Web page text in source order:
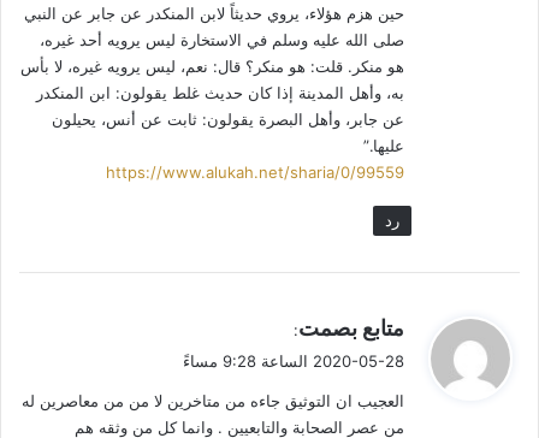
الأعمش ترك الرواية عن صحابي جليل لكونه صار والياً للحجّاج ..!
هل يشير هذا لديك إلى شيء؟
ذكر الذهبي عدة أحاديث، بعضها مشكل المتن، يرويها الأعمش. لكن
عيسى بن يونس، سمعت الأعمش يقول: كان أنس بن مالك يمر بي
طرفي النهار، فأقول: لا أسمع منك حديثاً، خدمتَ رسول الله صلى
الله عليه وسلم ثم جئت إلى الحجاج حتى ولاك؟ ثم ندمت، فصرت
أروي عن رجل عنه.
حين هزم هؤلاء، يروي حديثاً لابن المنكدر عن جابر عن النبي
صلى الله عليه وسلم في الاستخارة ليس يرويه أحد غيره،
هو منكر. قلت: هو منكر؟ قال: نعم، ليس يرويه غيره، لا بأس
به، وأهل المدينة إذا كان حديث غلط يقولون: ابن المنكدر
عن جابر، وأهل البصرة يقولون: ثابت عن أنس، يحيلون
عليها.”
https://www.alukah.net/sharia/0/99559
رد
ل
متابع بصمت:
2020-05-28 الساعة 9:28 مساءً
العجيب ان التوثيق جاءه من متاخرين لا من من معاصرين له
من عصر الصحابة والتابعيين . وانما كل من وثقه هم